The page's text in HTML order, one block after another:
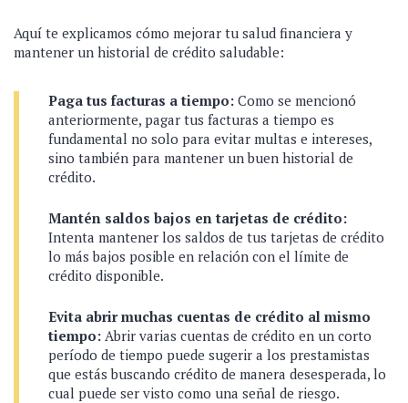
Aquí te explicamos cómo mejorar tu salud financiera y
mantener un historial de crédito saludable:
Paga tus facturas a tiempo: Como se mencionó
anteriormente, pagar tus facturas a tiempo es
fundamental no solo para evitar multas e intereses,
sino también para mantener un buen historial de
crédito.
Mantén saldos bajos en tarjetas de crédito:
Intenta mantener los saldos de tus tarjetas de crédito
lo más bajos posible en relación con el límite de
crédito disponible.
Evita abrir muchas cuentas de crédito al mismo
tiempo: Abrir varias cuentas de crédito en un corto
período de tiempo puede sugerir a los prestamistas
que estás buscando crédito de manera desesperada, lo
cual puede ser visto como una señal de riesgo.